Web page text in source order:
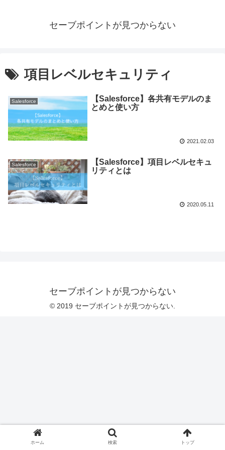
セーブポイントが見つからない
項目レベルセキュリティ
Salesforce
【Salesforce】各共有モデルのま
とめと使い方
2021.02.03
Salesforce
【Salesforce】項目レベルセキュ
リティとは
2020.05.11
セーブポイントが見つからない
© 2019 セーブポイントが見つからない.
ホーム 検索 トップ